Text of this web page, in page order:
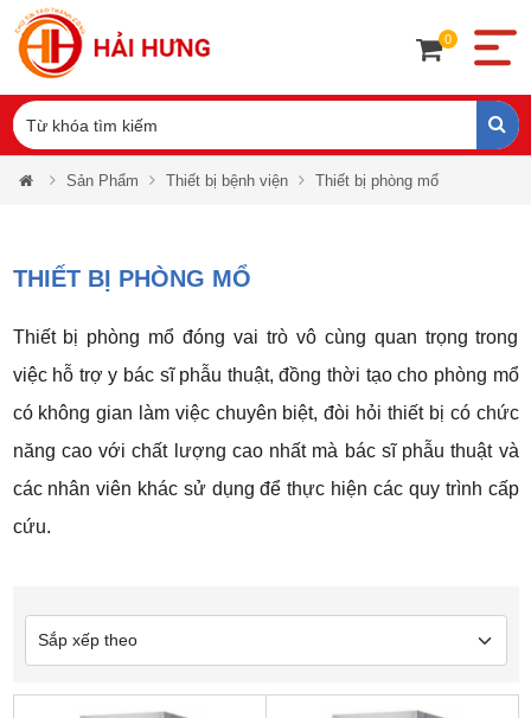
0
Sản Phẩm Thiết bị bệnh viện Thiết bị phòng mổ
THIẾT BỊ PHÒNG MỔ
Thiết bị phòng mổ đóng vai trò vô cùng quan trọng trong
việc hỗ trợ y bác sĩ phẫu thuật, đồng thời tạo cho phòng mổ
có không gian làm việc chuyên biệt, đòi hỏi thiết bị có chức
năng cao với chất lượng cao nhất mà bác sĩ phẫu thuật và
các nhân viên khác sử dụng để thực hiện các quy trình cấp
cứu.